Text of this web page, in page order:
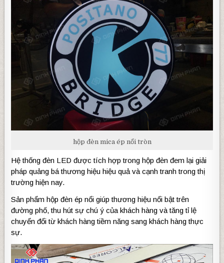
hộp đèn mica ép nổi tròn
Hệ thống đèn LED được tích hợp trong hộp đèn đem lại giải
pháp quảng bá thương hiệu hiệu quả và cạnh tranh trong thị
trường hiện nay.
Sản phẩm hộp đèn ép nổi giúp thương hiệu nổi bật trên
đường phố, thu hút sự chú ý của khách hàng và tăng tỉ lệ
chuyển đổi từ khách hàng tiềm năng sang khách hàng thực
sự.